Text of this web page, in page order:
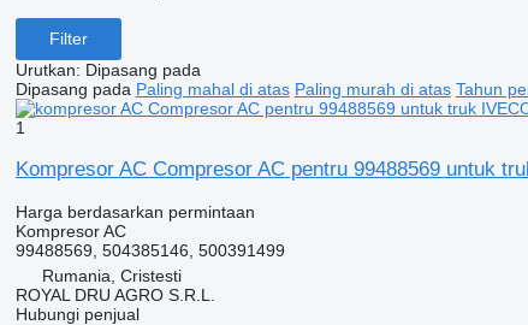
Filter
Urutkan: Dipasang pada
Dipasang pada Paling mahal di atas Paling murah di atas Tahun
1
Kompresor AC Compresor AC pentru 99488569 untuk
Harga berdasarkan permintaan
Kompresor AC
99488569, 504385146, 500391499
Rumania, Cristesti
ROYAL DRU AGRO S.R.L.
Hubungi penjual